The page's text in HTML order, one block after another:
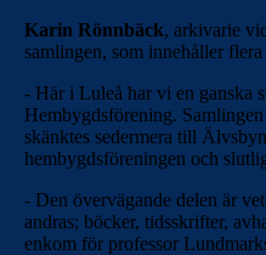
Karin Rönnbäck, arkivarie
samlingen, som innehåller
- Här i Luleå har vi en ganska
Hembygdsförening.
skänktes sedermera till
hembygdsföreningen och
- Den övervägande delen är
andras; böcker, tidsskrifter,
enkom för professor